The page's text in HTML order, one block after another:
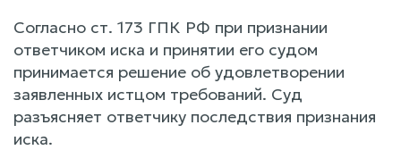
Согласно ст. 173 ГПК РФ при признании
ответчиком иска и принятии его судом
принимается решение об удовлетворении
заявленных истцом требований. Суд
разъясняет ответчику последствия признания
иска.